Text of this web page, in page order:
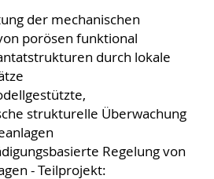
der mechanischen
porösen funktional
durch lokale
strukturelle Überwachung
Regelung von
- Teilprojekt: